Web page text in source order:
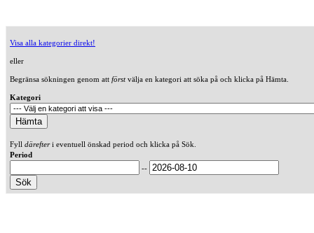
Visa alla kategorier direkt!
eller
Begränsa sökningen genom att förstvälja en kategori att söka på och klicka på Hämta.
Kategori
Fyll därefteri eventuell önskad period och klicka på Sök.
Period
--